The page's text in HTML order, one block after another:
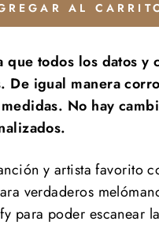
AL
que todos los datos y
De igual manera
No hay
y artista favorito
verdaderos
para poder escanear